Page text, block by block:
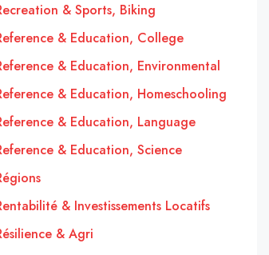
& Sports, Biking
& Education, College
& Education, Environmental
& Education, Homeschooling
& Education, Language
& Education, Science
& Investissements Locatifs
& Agri